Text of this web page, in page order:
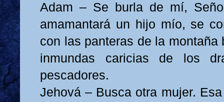
Adam – Se burla de mí,
amamantará un hijo mío, se
con las panteras de la montaña
inmundas caricias de los
pescadores.
Jehová – Busca otra mujer.